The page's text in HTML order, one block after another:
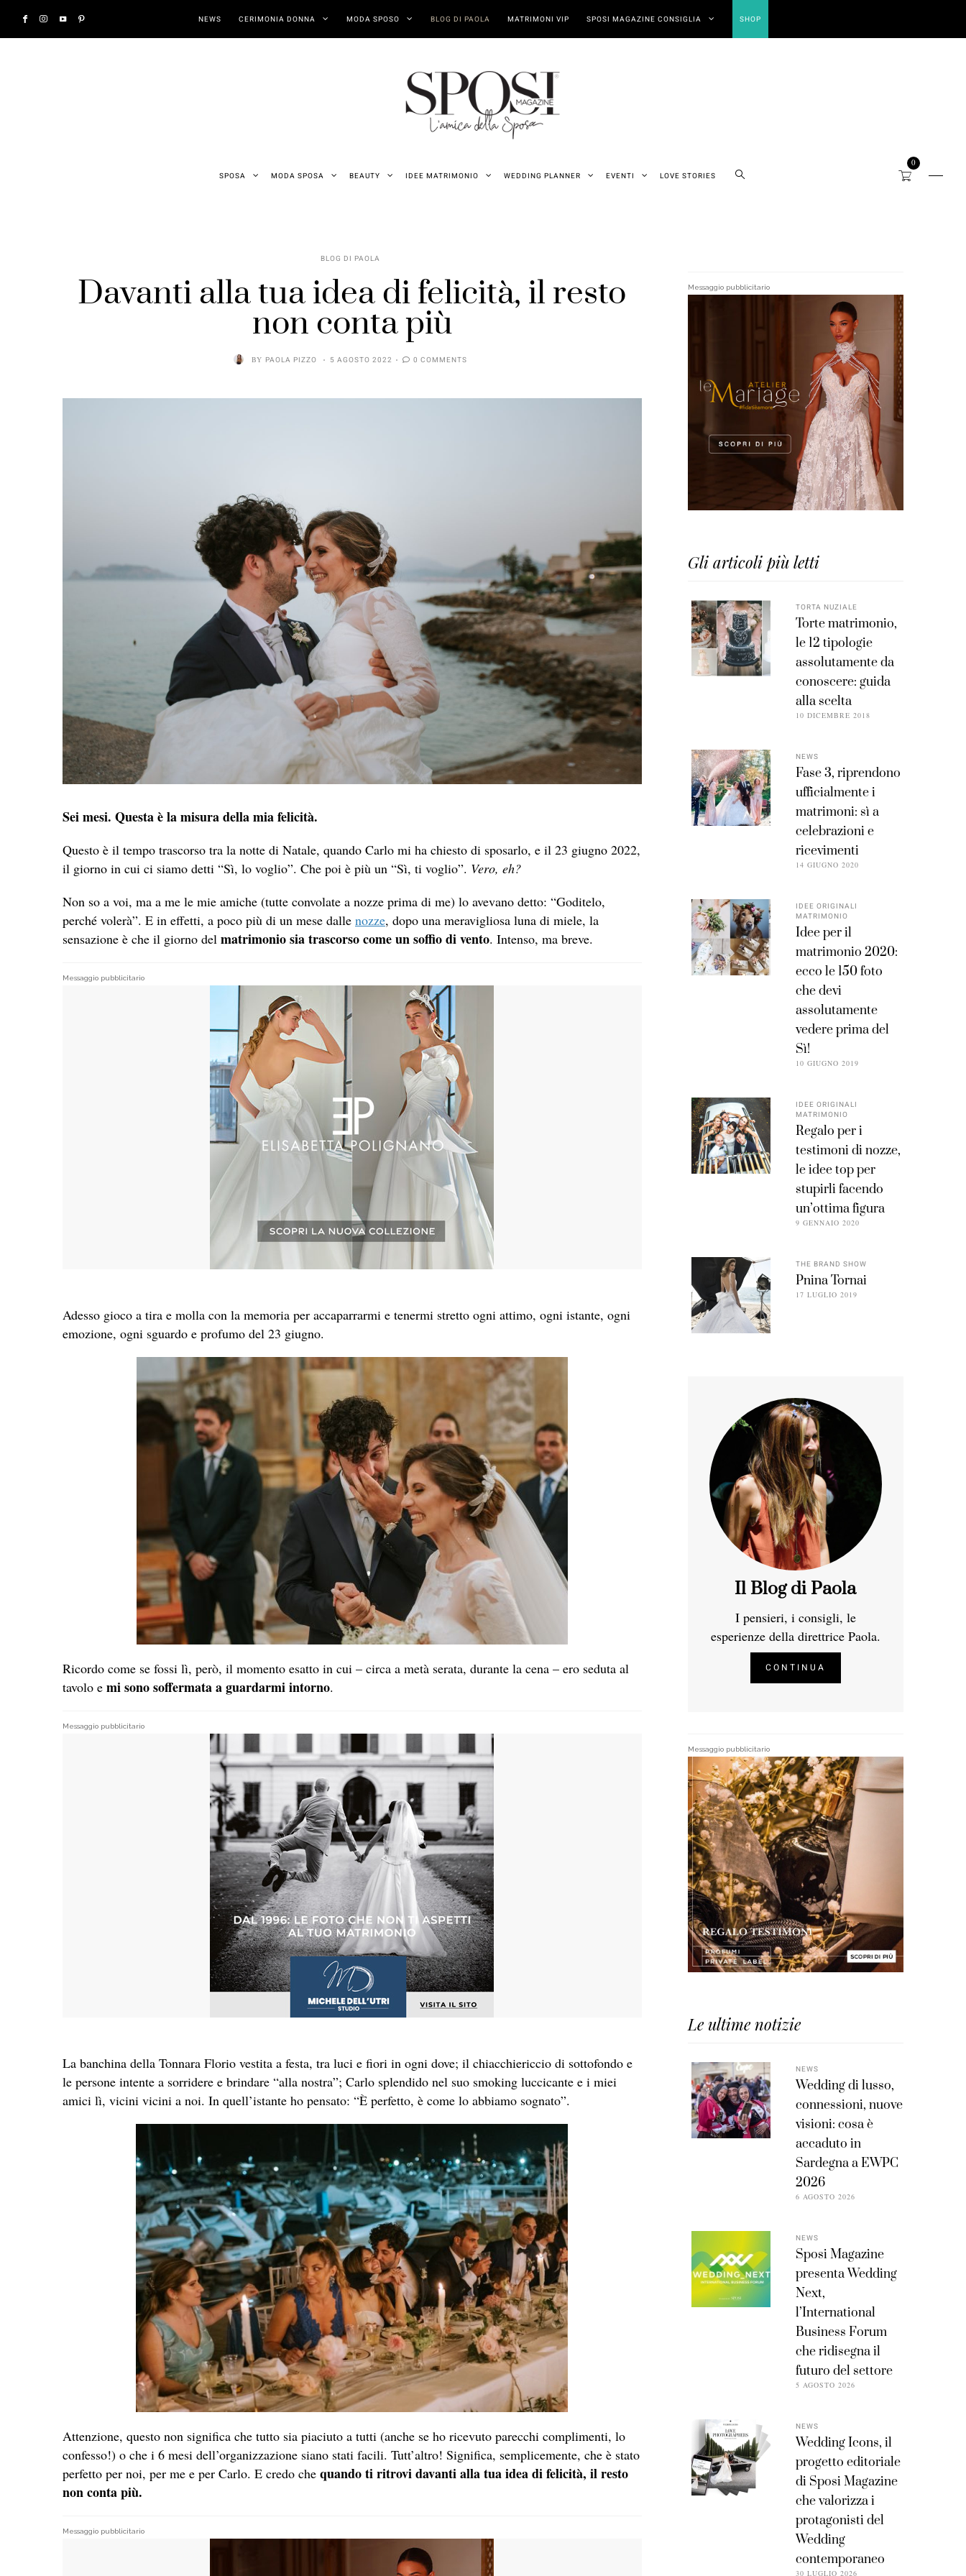
NEWS CERIMONIA DONNA MODA SPOSO BLOG DI PAOLA MATRIMONI VIP SPOSI MAGAZINE CONSIGLIA SHOP
SPOSA MODA SPOSA BEAUTY IDEE MATRIMONIO WEDDING PLANNER EVENTI LOVE STORIES
0
BLOG DI PAOLA
Davanti alla tua idea di felicità, il resto
non conta più
BY PAOLA PIZZO 5 AGOSTO 2022 0 COMMENTS
Sei mesi. Questa è la misura della mia felicità.
Questo è il tempo trascorso tra la notte di Natale, quando Carlo mi ha chiesto di sposarlo, e il 23 giugno 2022,
il giorno in cui ci siamo detti “Sì, lo voglio”. Che poi è più un “Sì, ti voglio”. Vero, eh?
Non so a voi, ma a me le mie amiche (tutte convolate a nozze prima di me) lo avevano detto: “Goditelo,
perché volerà”. E in effetti, a poco più di un mese dalle nozze, dopo una meravigliosa luna di miele, la
sensazione è che il giorno del matrimonio sia trascorso come un soffio di vento. Intenso, ma breve.
Messaggio pubblicitario
Adesso gioco a tira e molla con la memoria per accaparrarmi e tenermi stretto ogni attimo, ogni istante, ogni
emozione, ogni sguardo e profumo del 23 giugno.
Ricordo come se fossi lì, però, il momento esatto in cui – circa a metà serata, durante la cena – ero seduta al
tavolo e mi sono soffermata a guardarmi intorno.
Messaggio pubblicitario
La banchina della Tonnara Florio vestita a festa, tra luci e fiori in ogni dove; il chiacchiericcio di sottofondo e
le persone intente a sorridere e brindare “alla nostra”; Carlo splendido nel suo smoking luccicante e i miei
amici lì, vicini vicini a noi. In quell’istante ho pensato: “È perfetto, è come lo abbiamo sognato”.
Attenzione, questo non significa che tutto sia piaciuto a tutti (anche se ho ricevuto parecchi complimenti, lo
confesso!) o che i 6 mesi dell’organizzazione siano stati facili. Tutt’altro! Significa, semplicemente, che è stato
perfetto per noi, per me e per Carlo. E credo che quando ti ritrovi davanti alla tua idea di felicità, il resto
non conta più.
Messaggio pubblicitario
Messaggio pubblicitario
Gli articoli più letti
TORTA NUZIALE
Torte matrimonio,
le 12 tipologie
assolutamente da
conoscere: guida
alla scelta
10 DICEMBRE 2018
NEWS
Fase 3, riprendono
ufficialmente i
matrimoni: sì a
celebrazioni e
ricevimenti
14 GIUGNO 2020
IDEE ORIGINALI
MATRIMONIO
Idee per il
matrimonio 2020:
ecco le 150 foto
che devi
assolutamente
vedere prima del
Sì!
10 GIUGNO 2019
IDEE ORIGINALI
MATRIMONIO
Regalo per i
testimoni di nozze,
le idee top per
stupirli facendo
un’ottima figura
9 GENNAIO 2020
THE BRAND SHOW
Pnina Tornai
17 LUGLIO 2019
Il Blog di Paola
I pensieri, i consigli, le
esperienze della direttrice Paola.
CONTINUA
Messaggio pubblicitario
Le ultime notizie
NEWS
Wedding di lusso,
connessioni, nuove
visioni: cosa è
accaduto in
Sardegna a EWPC
2026
6 AGOSTO 2026
NEWS
Sposi Magazine
presenta Wedding
Next,
l’International
Business Forum
che ridisegna il
futuro del settore
5 AGOSTO 2026
NEWS
Wedding Icons, il
progetto editoriale
di Sposi Magazine
che valorizza i
protagonisti del
Wedding
contemporaneo
30 LUGLIO 2026